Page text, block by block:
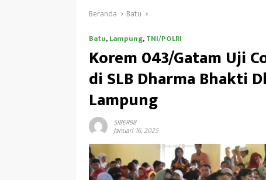
Beranda Batu
Batu,Lampung,TNI/POLRI
Korem 043/Gatam Uji
di SLB Dharma Bhakti
Lampung
SIBER88
Januari 16, 2025